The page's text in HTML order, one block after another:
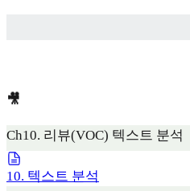
🎥
Ch10. 리뷰(VOC) 텍스트 분석
10. 텍스트 분석